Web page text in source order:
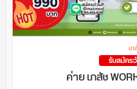
เภ
รับสมัคร
ค่าย เภสัช